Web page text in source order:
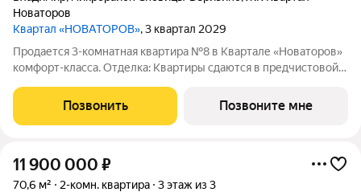
Новаторов
Квартал «НОВАТОРОВ», 3 квартал 2029
Продается 3-комнатная квартира №8 в Квартале «Новаторов»
комфорт-класса. Отделка: Квартиры сдаются в предчистовой
коридоре, электроразводка по квартире. Обязательное
остекление всех лоджий и
Позвонить Позвоните мне
11 900 000 ₽
70,6 м² 2-комн. квартира 3 этаж из 3